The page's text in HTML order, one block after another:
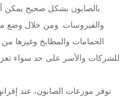
بالصابون بشكل صحيح يمكن
والفيروسات. ومن خلال وضع
الحمامات والمطابخ وغيرها
للشركات والأسر على حد سواء
توفر موزعات الصابون، عند